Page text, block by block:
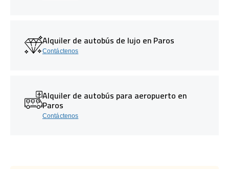
Alquiler de autobús de lujo en Paros
Contáctenos
Alquiler de autobús para aeropuerto en
Paros
Contáctenos